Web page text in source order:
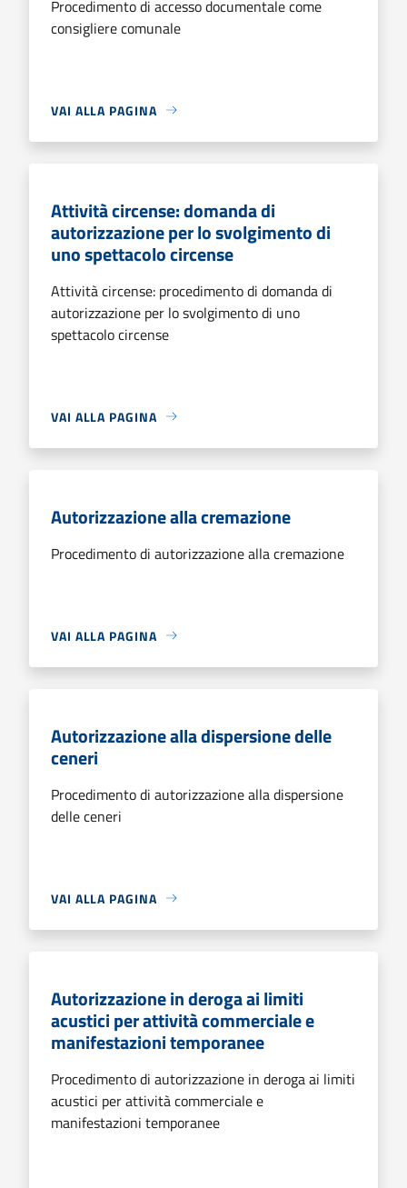
Procedimento di accesso documentale come
consigliere comunale
VAI ALLA PAGINA
Attività circense: domanda di
autorizzazione per lo svolgimento di
uno spettacolo circense
Attività circense: procedimento di domanda di
autorizzazione per lo svolgimento di uno
spettacolo circense
VAI ALLA PAGINA
Autorizzazione alla cremazione
Procedimento di autorizzazione alla cremazione
VAI ALLA PAGINA
Autorizzazione alla dispersione delle
ceneri
Procedimento di autorizzazione alla dispersione
delle ceneri
VAI ALLA PAGINA
Autorizzazione in deroga ai limiti
acustici per attività commerciale e
manifestazioni temporanee
Procedimento di autorizzazione in deroga ai limiti
acustici per attività commerciale e
manifestazioni temporanee